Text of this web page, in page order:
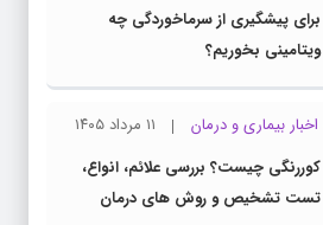
برای پیشگیری از سرماخوردگی چه
ویتامینی بخوریم؟
اخبار بیماری و درمان
۱۱ مرداد ۱۴۰۵
کوررنگی چیست؟ بررسی علائم، انواع،
تست تشخیص و روش های درمان